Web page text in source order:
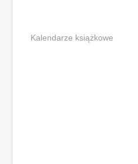
Kalendarze książkowe